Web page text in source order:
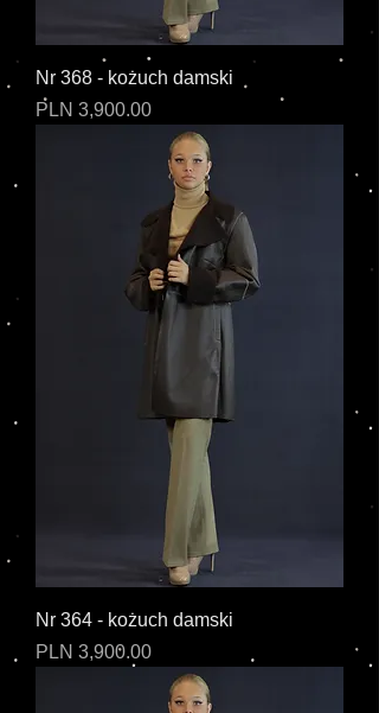
Nr 368 - kożuch damski
Cena
PLN 3,900.00
Nr 364 - kożuch damski
Cena
PLN 3,900.00